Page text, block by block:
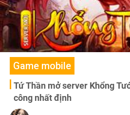
Game mobile
Tứ Thần mở server Khổng
công nhất định